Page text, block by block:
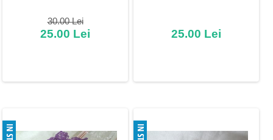
30.00 Lei
25.00 Lei 25.00 Lei